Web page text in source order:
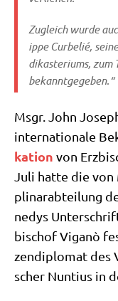
Zugleich wur­de
ip­pe Cur­be­lié,
dik­aste­ri­ums, zum
bekanntgegeben.“
Msgr. John
inter­na­tio­na­le
ka­ti­on von
Juli hat­te die
pli­nar­ab­tei­lung
ne­dys
bi­schof Viganò
zen­di­plo­mat des
scher Nun­ti­us in